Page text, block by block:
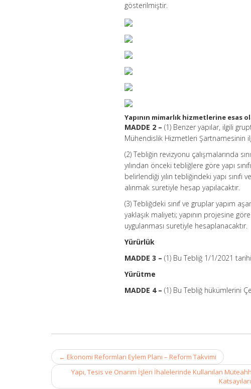
gösterilmiştir.
Yapının mimarlık hizmetlerine esas
MADDE 2 – (1) Benzer yapılar, ilgili
Mühendislik Hizmetleri Şartnamesinin
(2) Tebliğin revizyonu çalışmalarında
yılından önceki tebliğlere göre yapı
belirlendiği yılın tebliğindeki yapı
alınmak suretiyle hesap yapılacaktır.
(3) Tebliğdeki sınıf ve gruplar yapım
yaklaşık maliyeti; yapının projesine
uygulanması suretiyle hesaplanacaktır.
Yürürlük
MADDE 3 –(1) Bu Tebliğ 1/1/2021
Yürütme
MADDE 4 –(1) Bu Tebliğ hükümlerini
Post
navigation
← Ekonomi Reformları Eylem Planı – Reform Takvimi
Yapı, Tesis ve Onarım İşleri İhalelerinde Kullanılan